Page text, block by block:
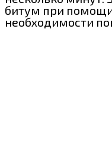
битум при
необходимости